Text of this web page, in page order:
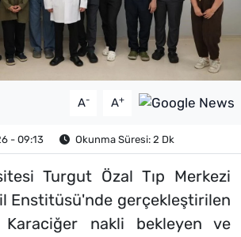
A- A+
- 09:13 Okunma Süresi: 2 Dk
Turgut Özal Tıp Merkezi
Enstitüsü'nde gerçekleştirilen
Karaciğer nakli bekleyen ve